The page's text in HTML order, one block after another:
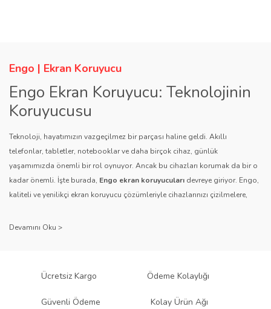
Engo | Ekran Koruyucu
Engo Ekran Koruyucu: Teknolojinin
Koruyucusu
Teknoloji, hayatımızın vazgeçilmez bir parçası haline geldi. Akıllı
telefonlar, tabletler, notebooklar ve daha birçok cihaz, günlük
yaşamımızda önemli bir rol oynuyor. Ancak bu cihazları korumak da bir o
kadar önemli. İşte burada, Engo ekran koruyucuları devreye giriyor. Engo,
kaliteli ve yenilikçi ekran koruyucu çözümleriyle cihazlarınızı çizilmelere,
sağlıyor.
Engo ekran koruyucuları
, uzun yıllara dayanan tecrübesi ve teknolojiye
ürününü titiz bir kalite kontrol sürecinden geçirir. Kullanıcı dostu tasarımı
Ücretsiz Kargo Ödeme Kolaylığı
Güvenli Ödeme Kolay Ürün Ağı